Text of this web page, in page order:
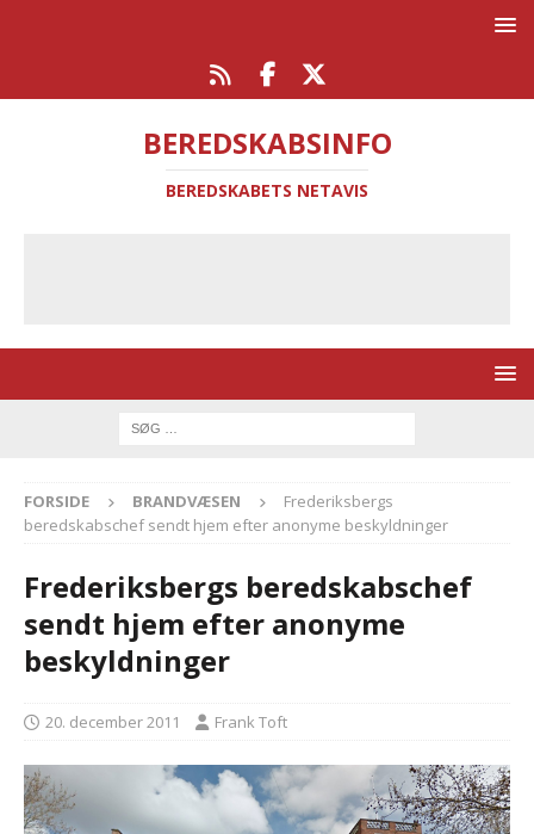
BEREDSKABSINFO
BEREDSKABETS NETAVIS
FORSIDE BRANDVÆSEN
Frederiksbergs
beredskabschef sendt hjem efter anonyme beskyldninger
Frederiksbergs beredskabschef
sendt hjem efter anonyme
beskyldninger
20. december 2011 Frank Toft